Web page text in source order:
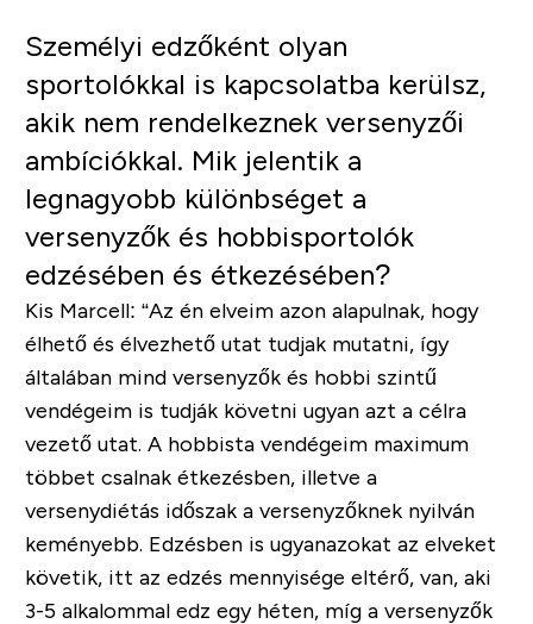
Személyi edzőként olyan
sportolókkal is kapcsolatba kerülsz,
akik nem rendelkeznek versenyzői
ambíciókkal. Mik jelentik a
legnagyobb különbséget a
versenyzők és hobbisportolók
edzésében és étkezésében?
Kis Marcell: “Az én elveim azon alapulnak, hogy
élhető és élvezhető utat tudjak mutatni, így
általában mind versenyzők és hobbi szintű
vendégeim is tudják követni ugyan azt a célra
vezető utat. A hobbista vendégeim maximum
többet csalnak étkezésben, illetve a
versenydiétás időszak a versenyzőknek nyilván
keményebb. Edzésben is ugyanazokat az elveket
követik, itt az edzés mennyisége eltérő, van, aki
3-5 alkalommal edz egy héten, míg a versenyzők